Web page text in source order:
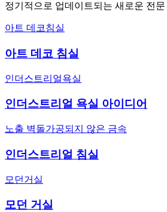
정기적으로 업데이트되는 새로운 전
아트 데코침실
아트 데코 침실
인더스트리얼욕실
인더스트리얼 욕실 아이디어
노출 벽돌가공되지 않은 금속
인더스트리얼 침실
모던 거실
모던 거실